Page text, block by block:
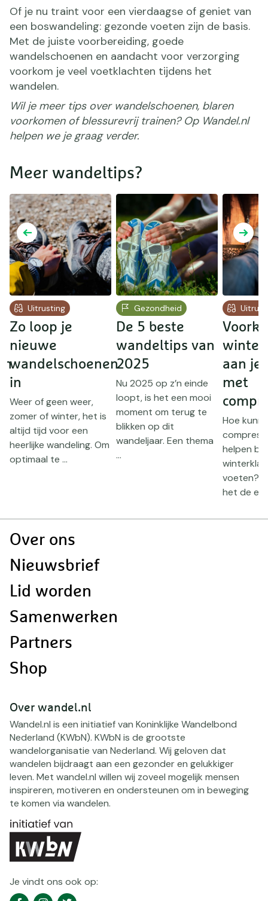
Of je nu traint voor een vierdaagse of geniet van
een boswandeling: gezonde voeten zijn de basis.
Met de juiste voorbereiding, goede
wandelschoenen en aandacht voor verzorging
voorkom je veel voetklachten tijdens het
wandelen.
Wil je meer tips over wandelschoenen, blaren
voorkomen of blessurevrij trainen? Op Wandel.nl
helpen we je graag verder.
Meer wandeltips?
Uitrusting
Zo loop je
nieuwe
wandelschoenen
in
Weer of geen weer,
zomer of winter, het is
altijd tijd voor een
heerlijke wandeling. Om
optimaal te ...
Gezondheid
De 5 beste
wandeltips van
2025
Nu 2025 op z’n einde
loopt, is het een mooi
moment om terug te
blikken op dit
wandeljaar. Een thema
...
aan je
met
Hoe
helpen bij
voeten?
het de
Doormat
Over ons
Nieuwsbrief
Lid worden
Samenwerken
Partners
Shop
Over wandel.nl
Wandel.nl is een initiatief van Koninklijke Wandelbond
Nederland (KWbN). KWbN is de grootste
wandelorganisatie van Nederland. Wij geloven dat
wandelen bijdraagt aan een gezonder en gelukkiger
leven. Met wandel.nl willen wij zoveel mogelijk mensen
inspireren, motiveren en ondersteunen om in beweging
te komen via wandelen.
Je vindt ons ook op:
Social